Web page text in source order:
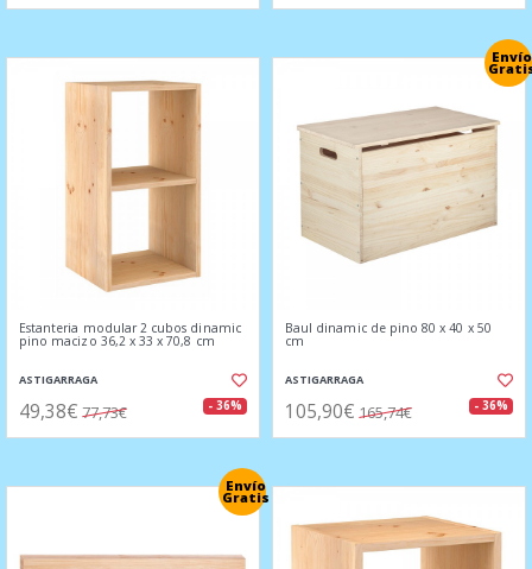
Estanteria modular 2 cubos dinamic
pino macizo 36,2 x 33 x 70,8 cm
ASTIGARRAGA
49,38€ 77,73€ - 36%
Envío
Baul dinamic de pino 80 x 40 x 50
cm
ASTIGARRAGA
105,90€ 165,74€ - 36%
Envío
Gratis